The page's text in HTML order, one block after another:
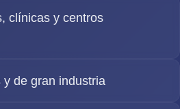
clínicas y centros
de gran industria